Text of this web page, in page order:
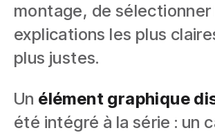
montage, de sélectionner
explications les plus
plus justes.
Un élément graphique
été intégré à la série : un